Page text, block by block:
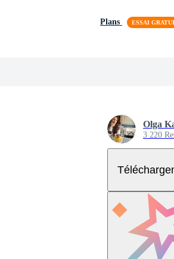
Plans
Olga
3 220